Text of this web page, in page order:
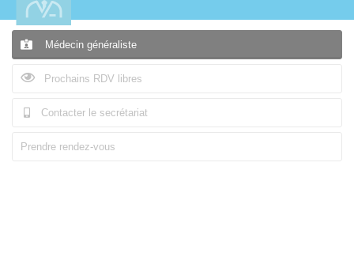
Médecin généraliste
Prochains RDV libres
Contacter le secrétariat
Prendre rendez-vous